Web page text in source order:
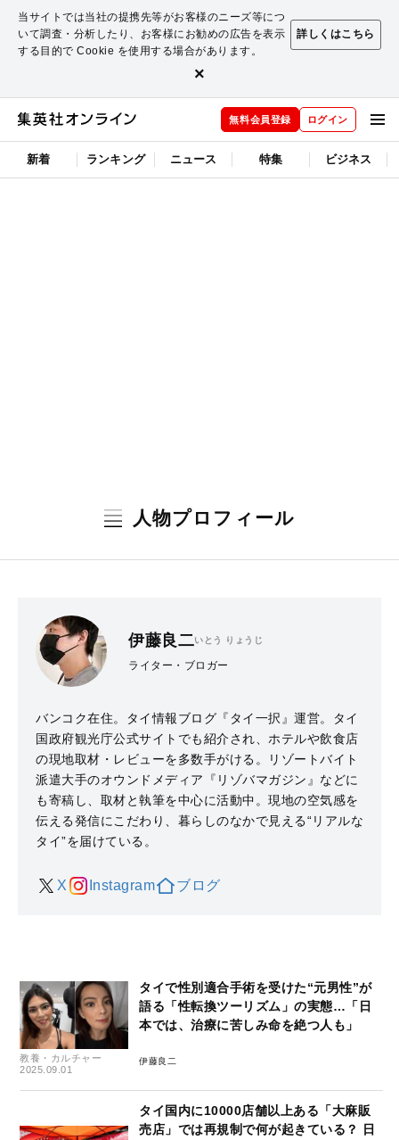
当サイトでは当社の提携先等がお客様のニーズ等につ
いて調査・分析したり、お客様にお勧めの広告を表示
する目的で Cookie を使用する場合があります。
詳しくはこちら
×
無料会員登録 ログイン
新着 ランキング ニュース 特集 ビジネス
人物プロフィール
伊藤良二いとう りょうじ
ライター・ブロガー
バンコク在住。タイ情報ブログ『タイ一択』運営。タイ
国政府観光庁公式サイトでも紹介され、ホテルや飲食店
の現地取材・レビューを多数手がける。リゾートバイト
派遣大手のオウンドメディア『リゾバマガジン』などに
も寄稿し、取材と執筆を中心に活動中。現地の空気感を
伝える発信にこだわり、暮らしのなかで見える“リアルな
タイ”を届けている。
X Instagram ブログ
教養・カルチャー
2025.09.01
​​タイで性別適合手術を受けた“元男性”が
語る「性転換ツーリズム」の実態…「日
本では、治療に苦しみ命を絶つ人も」​
伊藤良二
​​タイ国内に10000店舗以上ある「大麻販
売店」では再規制で何が起きている？ 日